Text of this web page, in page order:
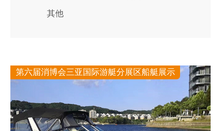
其他
第六届消博会三亚国际游艇分展区船艇展示